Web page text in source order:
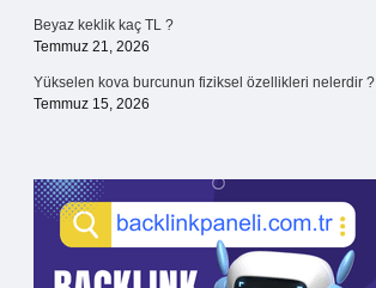
Beyaz keklik kaç TL ?
Temmuz 21, 2026
Yükselen kova burcunun fiziksel özellikleri nelerdir ?
Temmuz 15, 2026